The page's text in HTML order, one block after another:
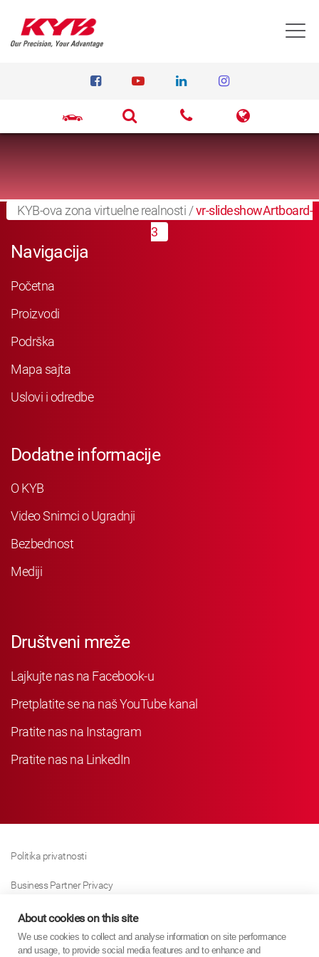
KYB-ova zona virtuelne realnosti /vr-slideshowArtboard-
3
Navigacija
Početna
Proizvodi
Podrška
Mapa sajta
Uslovi i odredbe
Dodatne informacije
O KYB
Video Snimci o Ugradnji
Bezbednost
Mediji
Društveni mreže
Lajkujte nas na Facebook-u
Pretplatite se na naš YouTube kanal
Pratite nas na Instagram
Pratite nas na LinkedIn
Politika privatnosti
Business Partner Privacy
Politika Kolačića
Modern Slavery Act Policy
About cookies on this site
We use cookies to collect and analyse information on site performance
and usage, to provide social media features and to enhance and